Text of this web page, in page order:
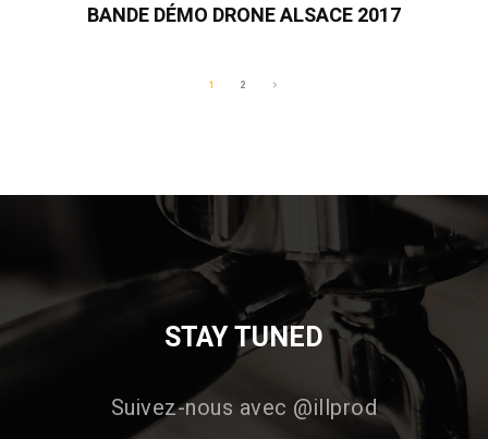
BANDE DÉMO DRONE ALSACE 2017
1 2
STAY TUNED
Suivez-nous avec @illprod